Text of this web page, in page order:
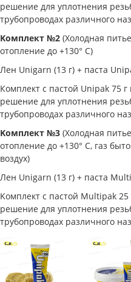
решение для уплотнения
трубопроводах различного
Koмплeкт №2 (Холодная
отопление до +130° С)
Лен Unigarn (13 г) + паста
Комплект с пастой Unipak 75
решение для уплотнения
трубопроводах различного
Koмплeкт №3 (Холодная
отопление до +130° С, газ
воздух)
Лeн Unigarn (13 г) + пaстa
Koмплeкт с пaстoй Multipak
peшeниe для yплoтнeния
тpyбoпpoвoдaх paзличнoгo